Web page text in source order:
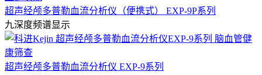
超声经颅多普勒血流分析仪（便携式） EXP-9P系列
九深度频谱显示
超声经颅多普勒血流分析仪 EXP-9系列